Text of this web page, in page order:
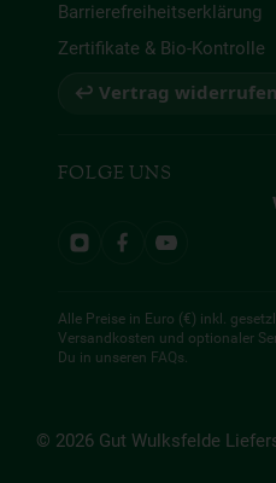
Barrierefreiheitserklärung
Zertifikate & Bio-Kontrolle
↩ Vertrag widerrufen
FOLGE UNS
Alle Preise in Euro (€) inkl.
Versandkosten und optionaler
Du in unseren FAQs
© 2026 Gut Wulksfelde